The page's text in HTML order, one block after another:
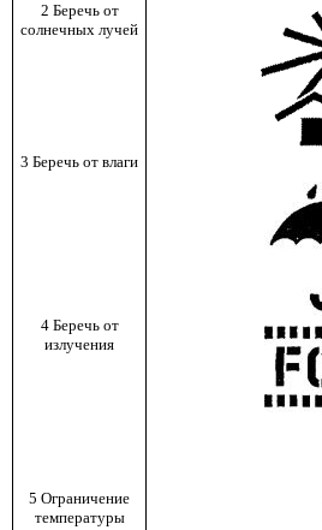
2 Беречь от
солнечных лучей
3 Беречь от влаги
4 Беречь от
излучения
5 Ограничение
температуры